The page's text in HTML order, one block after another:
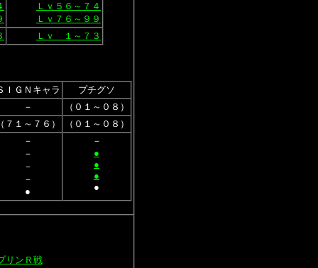
Ｌｖ５６～７４
Ｌｖ７６～９９
Ｌｖ １～７３
ＩＧＮキャラ
プチグソ
－
（０１～０８）
（７１～７６）
（０１～０８）
－
－
－
－
●
－
●
●
●
●
リンＲ戦